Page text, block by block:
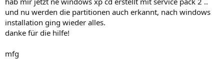
und nu werden die partitionen auch erkannt, nach windows
installation ging wieder alles.
danke für die hilfe!
mfg